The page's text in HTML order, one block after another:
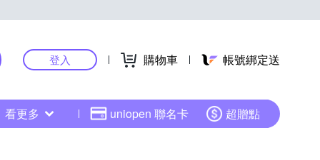
登入 購物車 帳號綁定送
看更多 uniopen 聯名卡 超贈點